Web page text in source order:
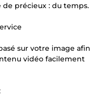
de précieux : du temps.
sur votre image afin
vidéo facilement